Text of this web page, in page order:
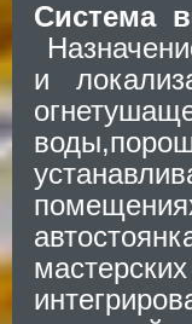
Система
и